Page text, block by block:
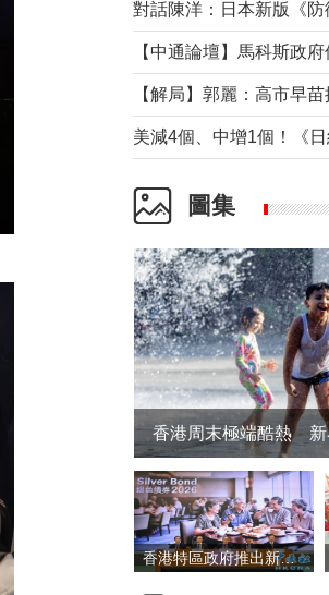
圖集
香港周末極端酷熱 新
香港特區政府推出新一批銀色債券 每手1萬元保底息4.25厘